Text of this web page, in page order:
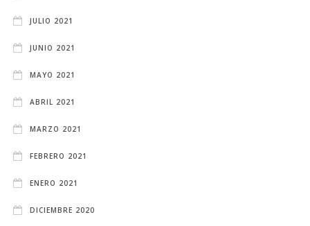
JULIO 2021
JUNIO 2021
MAYO 2021
ABRIL 2021
MARZO 2021
FEBRERO 2021
ENERO 2021
DICIEMBRE 2020